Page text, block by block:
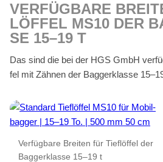
VER­FÜG­BA­RE
LÖF­FEL MS10 DER
SE 15–19 T
Das sind die bei der HGS GmbH
fel mit Zäh­nen der Bag­ger­klas­se
Ver­füg­ba­re Brei­ten für Tief­löf­fel der
Bag­ger­klas­se 15–19 t